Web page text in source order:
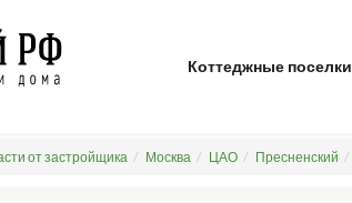
Коттеджные поселки
от застройщика Москва ЦАО Пресненский